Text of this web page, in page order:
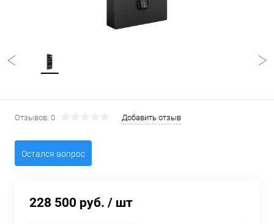
Отзывов: 0 Добавить отзыв
Остался вопрос
228 500 руб. / шт